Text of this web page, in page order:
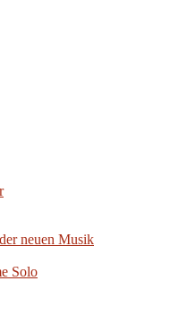
neuen Musik
Solo